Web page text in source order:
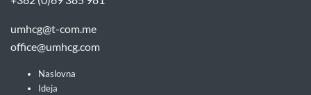
umhcg@t-com.me
office@umhcg.com
Naslovna
Ideja